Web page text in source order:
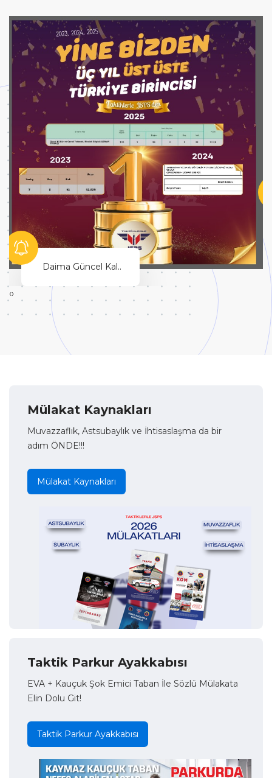
Hayallerinin Peşinden Git!
‹›
Mülakat Kaynakları
Muvazzaflık, Astsubaylık ve İhtisaslaşma da bir
adım ÖNDE!!!
Mülakat Kaynakları
Taktik Parkur Ayakkabısı
EVA + Kauçuk Şok Emici Taban İle Sözlü Mülakata
Elin Dolu Git!
Taktik Parkur Ayakkabısı